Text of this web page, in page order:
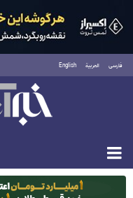
فارسی العربية English
یکشنبه ۱۸ مرداد ۱۴۰۵